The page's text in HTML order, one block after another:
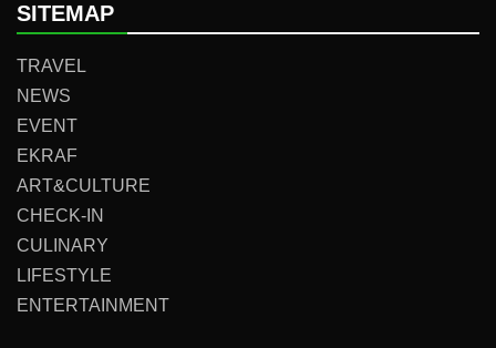
SITEMAP
TRAVEL
NEWS
EVENT
EKRAF
ART&CULTURE
CHECK-IN
CULINARY
LIFESTYLE
ENTERTAINMENT